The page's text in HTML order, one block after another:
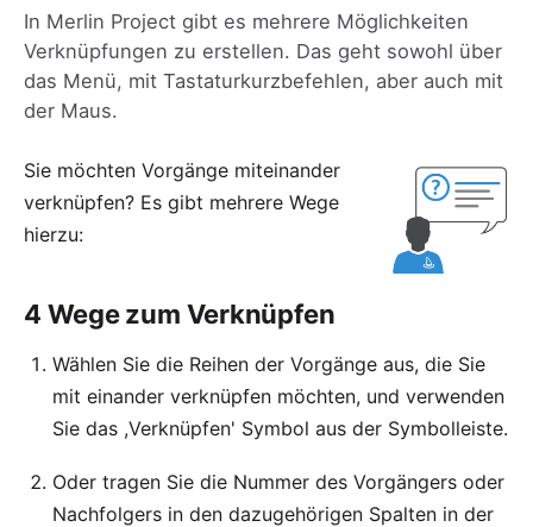
In Merlin Project gibt es mehrere Möglichkeiten
Verknüpfungen zu erstellen. Das geht sowohl über
das Menü, mit Tastaturkurzbefehlen, aber auch mit
der Maus.
Sie möchten Vorgänge miteinander
verknüpfen? Es gibt mehrere Wege
hierzu:
4 Wege zum Verknüpfen
Wählen Sie die Reihen der Vorgänge aus, die Sie
mit einander verknüpfen möchten, und verwenden
Sie das ,Verknüpfen' Symbol aus der Symbolleiste.
Oder tragen Sie die Nummer des Vorgängers oder
Nachfolgers in den dazugehörigen Spalten in der